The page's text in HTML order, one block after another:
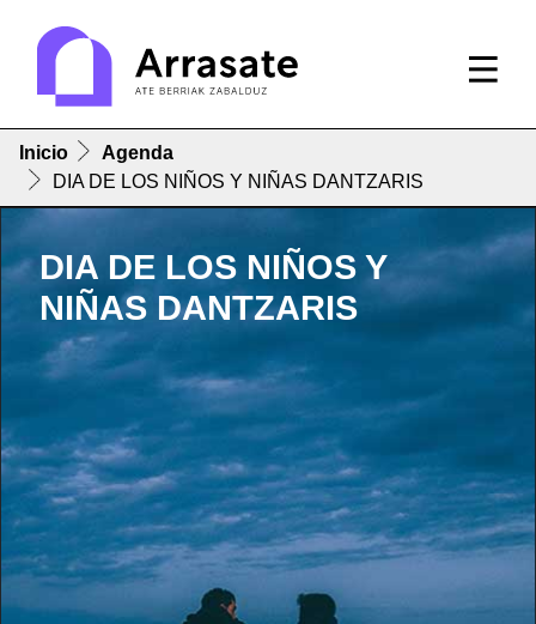
Inicio
Agenda
DIA DE LOS NIÑOS Y NIÑAS DANTZARIS
DIA DE LOS NIÑOS Y
NIÑAS DANTZARIS